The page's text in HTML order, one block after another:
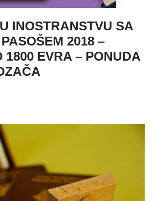
INOSTRANSTVU SA
2018 –
1800 EVRA – PONUDA